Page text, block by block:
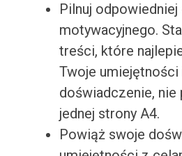
Pilnuj odpowiedniej
motywacyjnego.
treści, które
Twoje umiejętności
doświadczenie, nie
jednej strony A4.
Powiąż swoje